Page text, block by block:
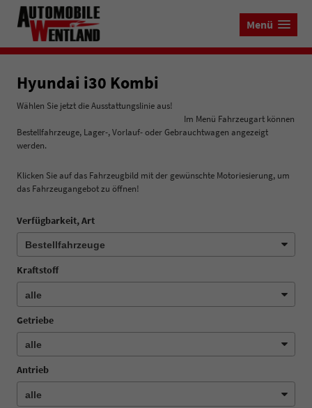
Menü
Hyundai i30 Kombi
Wählen Sie jetzt die Ausstattungslinie aus!
Im Menü Fahrzeugart können
Bestellfahrzeuge, Lager-, Vorlauf- oder Gebrauchtwagen angezeigt
werden.
Klicken Sie auf das Fahrzeugbild mit der gewünschte Motoriesierung, um
das Fahrzeugangebot zu öffnen!
Verfügbarkeit, Art
Kraftstoff
Getriebe
Antrieb